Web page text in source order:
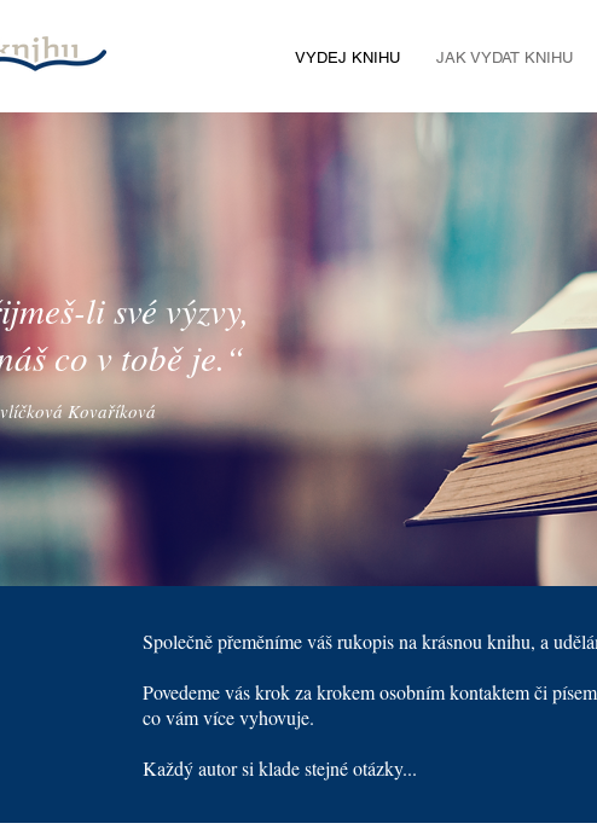
VYDEJ KNIHU JAK VYDAT KNIHU
li své výzvy,
co v tobě je. “
Kovaříková
Společně přeměníme váš rukopis na krásnou knihu, a
Povedeme vás krok za krokem osobním kontaktem či
co vám více vyhovuje.
Každý autor si klade stejné otázky...